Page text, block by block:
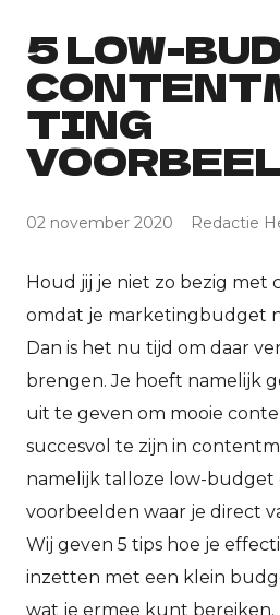
5 LOW-
TING
02 november 2020 Redactie
Houd jij je niet zo bezig met
omdat je marketingbudget
Dan is het nu tijd om daar
brengen. Je hoeft namelijk
uit te geven om mooie
succesvol te zijn in
namelijk talloze low-
voorbeelden waar je direct
Wij geven 5 tips hoe je
inzetten met een klein
wat je ermee kunt bereiken.